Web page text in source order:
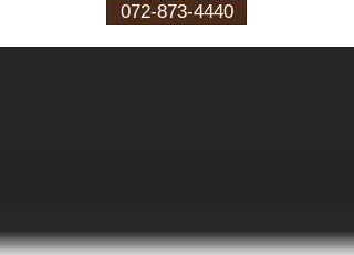
072-873-4440